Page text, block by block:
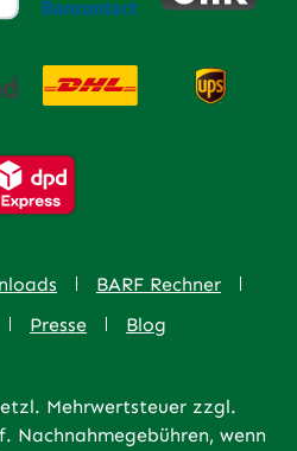
BARF Rechner
Presse Blog
Mehrwertsteuer zzgl.
Nachnahmegebühren, wenn